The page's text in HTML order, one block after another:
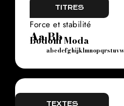
TITRES
Force et stabilité
Aa Bb
Bodoni Moda
TEXTES